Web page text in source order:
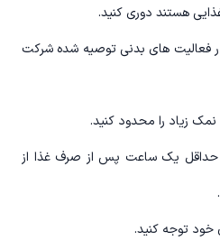
هستند دوری کنید.
فعالیت های بدنی توصیه شده شرکت
زیاد را محدود کنید.
حداقل یک ساعت پس از صرف غذا از
توجه کنید.